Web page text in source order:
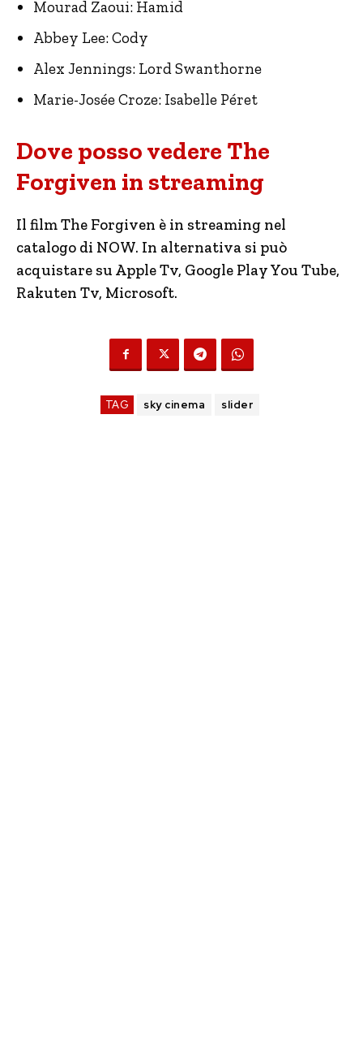
Mourad Zaoui: Hamid
Abbey Lee: Cody
Alex Jennings: Lord Swanthorne
Marie-Josée Croze: Isabelle Péret
Dove posso vedere The
Forgiven in streaming
Il film The Forgiven è in streaming nel
catalogo di NOW. In alternativa si può
acquistare su Apple Tv, Google Play You Tube,
Rakuten Tv, Microsoft.
TAG sky cinema slider